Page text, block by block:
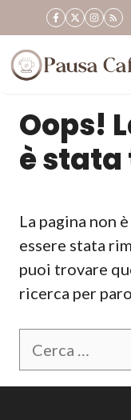
al
contenuto
Oops!
è
La pagina non
essere stata
puoi trovare
ricerca per
Ricerca